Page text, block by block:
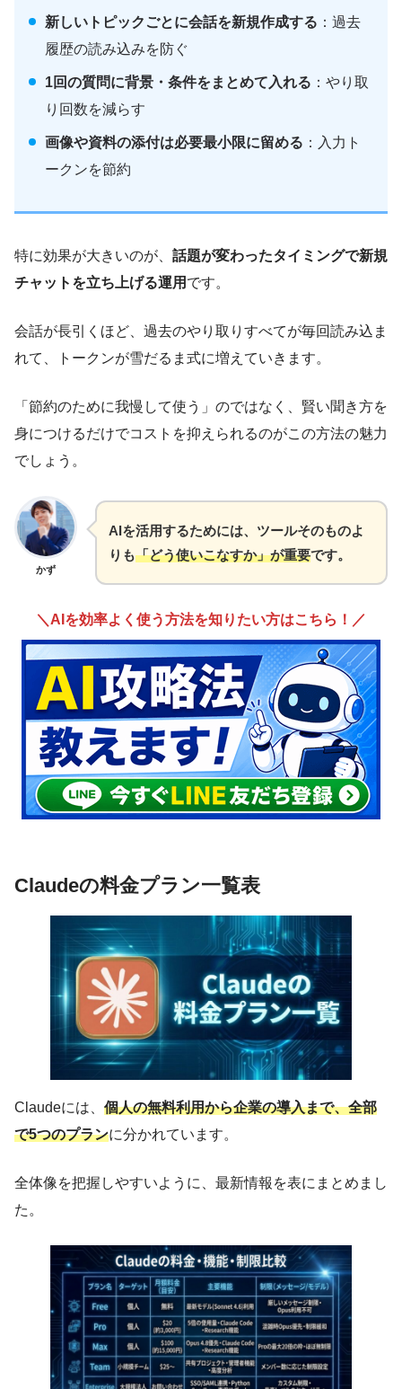
新しいトピックごとに会話を新規作成する ：過去
履歴の読み込みを防ぐ
1回の質問に背景・条件をまとめて入れる ：やり取
り回数を減らす
画像や資料の添付は必要最小限に留める ：入力ト
ークンを節約
特に効果が大きいのが、 話題が変わったタイミングで新規
チャットを立ち上げる運用 です。
会話が長引くほど、過去のやり取りすべてが毎回読み込ま
れて、トークンが雪だるま式に増えていきます。
「節約のために我慢して使う」のではなく、賢い聞き方を
身につけるだけでコストを抑えられるのがこの方法の魅力
でしょう。
かず
AIを活用するためには、ツールそのものよ
りも「どう使いこなすか」が重要です。
＼AIを効率よく使う方法を知りたい方はこちら！／
Claudeの料金プラン一覧表
Claudeには、 個人の無料利用から企業の導入まで、全部
で5つのプランに分かれています。
全体像を把握しやすいように、最新情報を表にまとめまし
た。